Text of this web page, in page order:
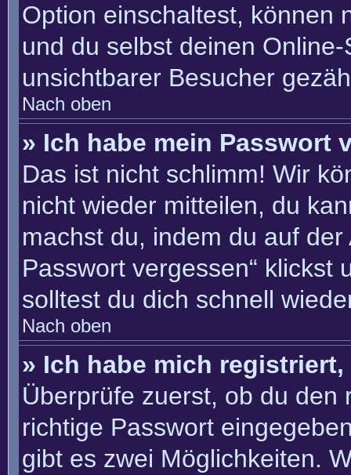
Option einschaltest, können
und du selbst deinen
unsichtbarer Besucher
Nach oben
» Ich habe mein Passwort
Das ist nicht schlimm! Wir
nicht wieder mitteilen, du
machst du, indem du auf
Passwort vergessen“ klickst
solltest du dich schnell
Nach oben
» Ich habe mich
Überprüfe zuerst, ob du den
richtige Passwort
gibt es zwei Möglichkeiten.